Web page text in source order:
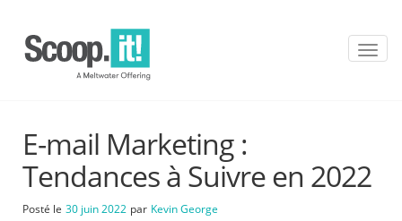
T
a
E-mail Marketing :
Tendances à Suivre en 2022
Posté le 30 juin 2022 par Kevin George